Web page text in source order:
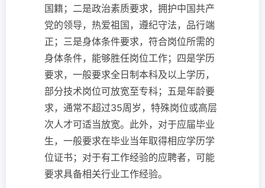
国籍；二是政治素质要求，拥护中国共产
党的领导，热爱祖国，遵纪守法，品行端
正；三是身体条件要求，符合岗位所需的
身体条件，能够胜任岗位工作；四是学历
要求，一般要求全日制本科及以上学历，
部分技术岗位可放宽至专科；五是年龄要
求，通常不超过35周岁，特殊岗位或高层
次人才可适当放宽。此外，对于应届毕业
生，一般要求在毕业当年取得相应学历学
位证书；对于有工作经验的应聘者，可能
要求具备相关行业工作经验。